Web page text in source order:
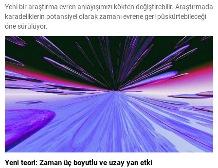
Yeni bir araştırma evren anlayışımızı kökten değiştirebilir. Araştırmada
karadeliklerin potansiyel olarak zamanı evrene geri püskürtebileceği
öne sürülüyor.
Yeni teori: Zaman üç boyutlu ve uzay yan etki